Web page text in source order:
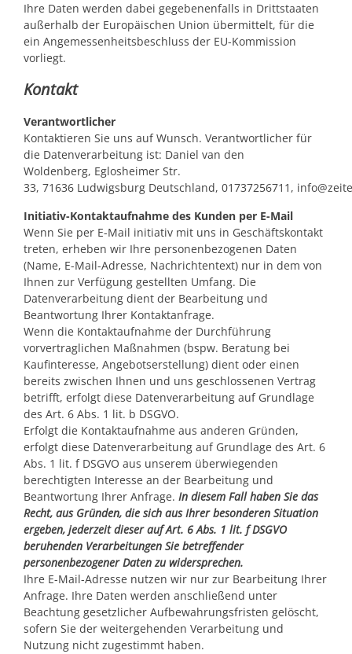
Ihre Daten werden dabei gegebenenfalls in Drittstaaten
außerhalb der Europäischen Union übermittelt, für die
ein Angemessenheitsbeschluss der EU-Kommission
vorliegt.
Kontakt
Verantwortlicher
Kontaktieren Sie uns auf Wunsch. Verantwortlicher für
die Datenverarbeitung ist: Daniel van den
Woldenberg, Eglosheimer Str.
33, 71636 Ludwigsburg Deutschland, 01737256711,
Initiativ-Kontaktaufnahme des Kunden per E-Mail
Wenn Sie per E-Mail initiativ mit uns in Geschäftskontakt
treten, erheben wir Ihre personenbezogenen Daten
(Name, E-Mail-Adresse, Nachrichtentext) nur in dem von
Ihnen zur Verfügung gestellten Umfang. Die
Datenverarbeitung dient der Bearbeitung und
Beantwortung Ihrer Kontaktanfrage.
Wenn die Kontaktaufnahme der Durchführung
vorvertraglichen Maßnahmen (bspw. Beratung bei
Kaufinteresse, Angebotserstellung) dient oder einen
bereits zwischen Ihnen und uns geschlossenen Vertrag
betrifft, erfolgt diese Datenverarbeitung auf Grundlage
des Art. 6 Abs. 1 lit. b DSGVO.
Erfolgt die Kontaktaufnahme aus anderen Gründen,
erfolgt diese Datenverarbeitung auf Grundlage des Art. 6
Abs. 1 lit. f DSGVO aus unserem überwiegenden
berechtigten Interesse an der Bearbeitung und
Beantwortung Ihrer Anfrage. In diesem Fall haben Sie das
Recht, aus Gründen, die sich aus Ihrer besonderen Situation
ergeben, jederzeit dieser auf Art. 6 Abs. 1 lit. f DSGVO
beruhenden Verarbeitungen Sie betreffender
personenbezogener Daten zu widersprechen.
Ihre E-Mail-Adresse nutzen wir nur zur Bearbeitung Ihrer
Anfrage. Ihre Daten werden anschließend unter
Beachtung gesetzlicher Aufbewahrungsfristen gelöscht,
sofern Sie der weitergehenden Verarbeitung und
Nutzung nicht zugestimmt haben.